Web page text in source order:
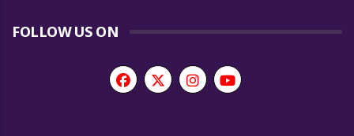
FOLLOW US ON